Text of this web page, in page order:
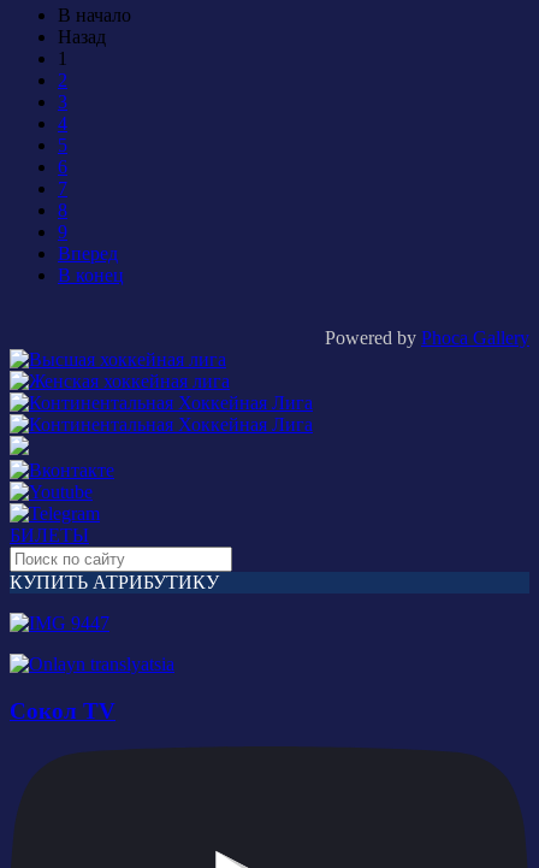
В начало
Назад
1
2
3
4
5
6
7
8
9
Вперед
В конец
Powered by Phoca Gallery
БИЛЕТЫ
КУПИТЬ АТРИБУТИКУ
Сокол TV